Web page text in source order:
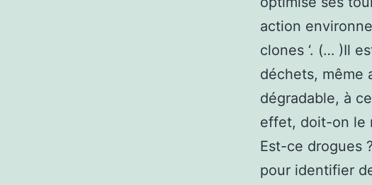
action
clones ‘. (… )Il
déchets, même
dégradable, à
effet, doit-on le
Est-ce drogues
pour identifier